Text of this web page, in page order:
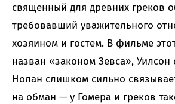
священный для древних греков
требовавший уважительного
хозяином и гостем. В фильме
назван «законом Зевса», Уилсон
Нолан слишком сильно
на обман — у Гомера и греков